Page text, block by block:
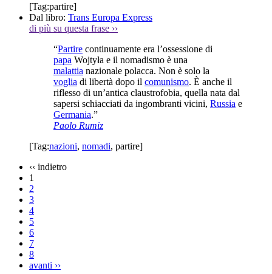
[Tag:partire]
Dal libro: Trans Europa Express
di più su questa frase ››
“Partire continuamente era l’ossessione di
papa Wojtyła e il nomadismo è una
malattia nazionale polacca. Non è solo la
voglia di libertà dopo il comunismo. È anche il
riflesso di un’antica claustrofobia, quella nata dal
sapersi schiacciati da ingombranti vicini, Russia e
Germania.”
Paolo Rumiz
[Tag:nazioni, nomadi, partire]
‹‹ indietro
1
2
3
4
5
6
7
8
avanti ››